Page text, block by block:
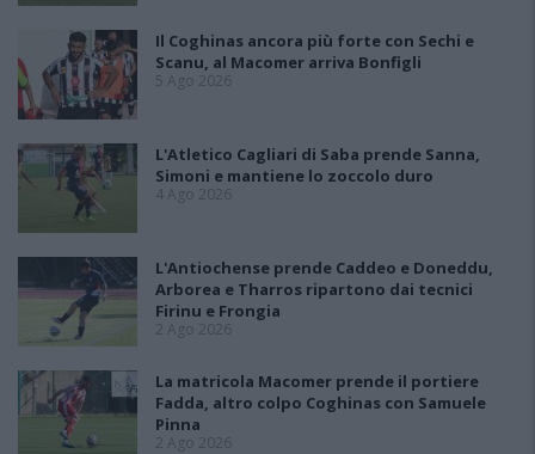
Il Coghinas ancora più forte con Sechi e
Scanu, al Macomer arriva Bonfigli
5 Ago 2026
L'Atletico Cagliari di Saba prende Sanna,
Simoni e mantiene lo zoccolo duro
4 Ago 2026
L'Antiochense prende Caddeo e Doneddu,
Arborea e Tharros ripartono dai tecnici
Firinu e Frongia
2 Ago 2026
La matricola Macomer prende il portiere
Fadda, altro colpo Coghinas con Samuele
Pinna
2 Ago 2026